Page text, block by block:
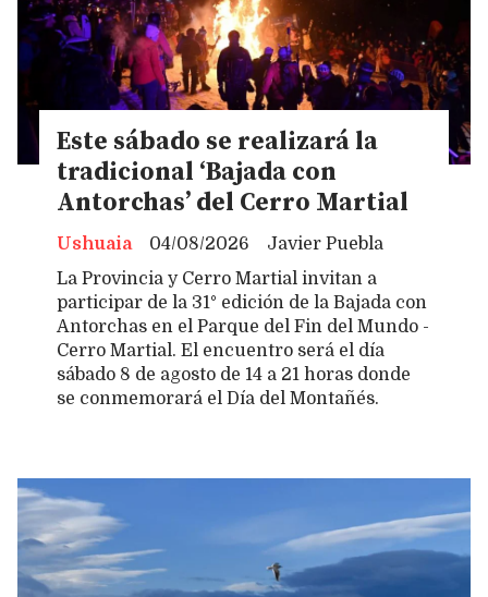
Este sábado se realizará la
tradicional ‘Bajada con
Antorchas’ del Cerro Martial
Javier Puebla
Ushuaia
04/08/2026
La Provincia y Cerro Martial invitan a
participar de la 31° edición de la Bajada con
Antorchas en el Parque del Fin del Mundo -
Cerro Martial. El encuentro será el día
sábado 8 de agosto de 14 a 21 horas donde
se conmemorará el Día del Montañés.